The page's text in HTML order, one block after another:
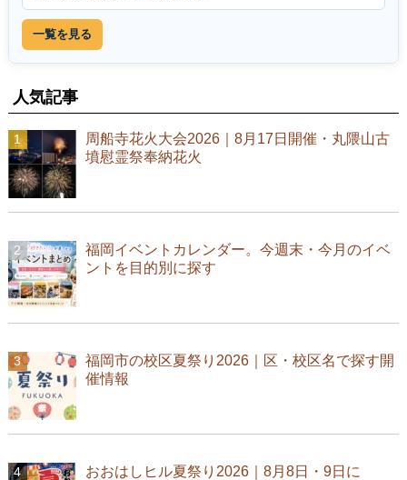
一覧を見る
人気記事
周船寺花火大会2026｜8月17日開催・丸隈山古
墳慰霊祭奉納花火
福岡イベントカレンダー。今週末・今月のイベ
ントを目的別に探す
福岡市の校区夏祭り2026｜区・校区名で探す開
催情報
おおはしヒル夏祭り2026｜8月8日・9日に